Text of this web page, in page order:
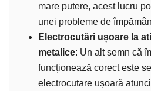
mare putere, acest lucru
unei probleme de
Electrocutări ușoare la
metalice: Un alt semn că
funcționează corect este
electrocutare ușoară